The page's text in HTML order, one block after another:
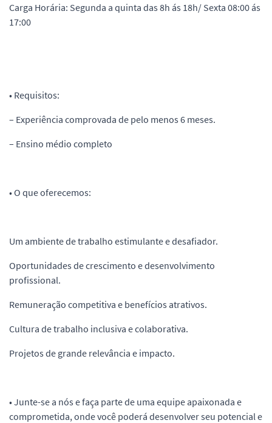
Carga Horária: Segunda a quinta das 8h ás 18h/ Sexta 08:00 ás
17:00
• Requisitos:
– Experiência comprovada de pelo menos 6 meses.
– Ensino médio completo
• O que oferecemos:
Um ambiente de trabalho estimulante e desafiador.
Oportunidades de crescimento e desenvolvimento
profissional.
Remuneração competitiva e benefícios atrativos.
Cultura de trabalho inclusiva e colaborativa.
Projetos de grande relevância e impacto.
• Junte-se a nós e faça parte de uma equipe apaixonada e
comprometida, onde você poderá desenvolver seu potencial e